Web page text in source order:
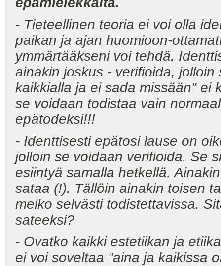
- Tieteellinen teoria ei voi olla
paikan ja ajan huomioon-
ymmärtääkseni voi tehdä.
ainakin joskus - verifioida,
kaikkialla ja ei sada missään" ei
se voidaan todistaa vain
epätodeksi!!!
- Identtisesti epätosi lause on
jolloin se voidaan verifioida. Se
esiintyä samalla hetkellä.
sataa (!). Tällöin ainakin toisen
melko selvästi todistettavissa.
sateeksi?
- Ovatko kaikki estetiikan ja
ei voi soveltaa "aina ja kaikissa